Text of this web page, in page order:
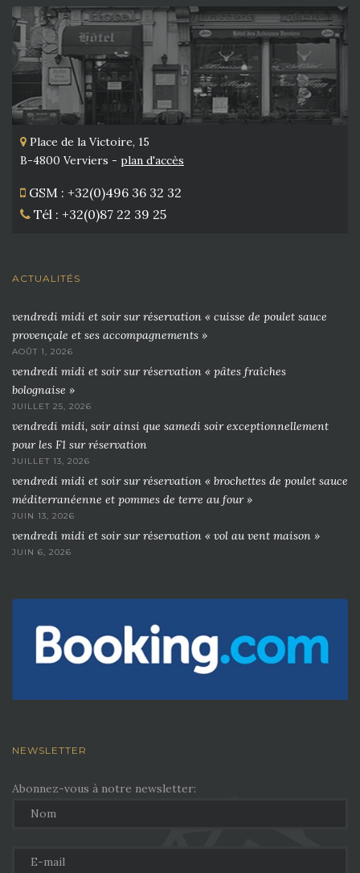
Place de la Victoire, 15
B-4800 Verviers - plan d'accès
GSM : +32(0)496 36 32 32
Tél : +32(0)87 22 39 25
ACTUALITÉS
vendredi midi et soir sur réservation « cuisse de poulet sauce
provençale et ses accompagnements »
AOÛT 1, 2026
vendredi midi et soir sur réservation « pâtes fraîches
bolognaise »
JUILLET 25, 2026
vendredi midi, soir ainsi que samedi soir exceptionnellement
pour les F1 sur réservation
JUILLET 13, 2026
vendredi midi et soir sur réservation « brochettes de poulet sauce
méditerranéenne et pommes de terre au four »
JUIN 13, 2026
vendredi midi et soir sur réservation « vol au vent maison »
JUIN 6, 2026
NEWSLETTER
Abonnez-vous à notre newsletter: